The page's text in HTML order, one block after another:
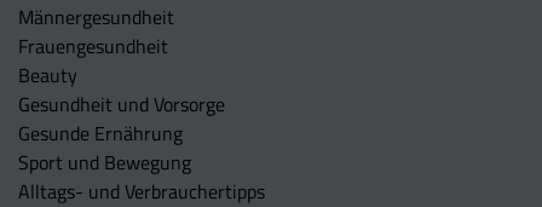
Männergesundheit
Frauengesundheit
Beauty
Gesundheit und Vorsorge
Gesunde Ernährung
Sport und Bewegung
Alltags- und Verbrauchertipps